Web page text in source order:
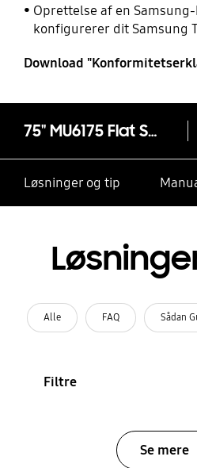
Oprettelse af en
konfigurerer dit Samsung
Download
75" MU6175 Flat Smart 4K UHD TV
Løsninger og tip
Alle FAQ Sådan
Filtre
Se mere